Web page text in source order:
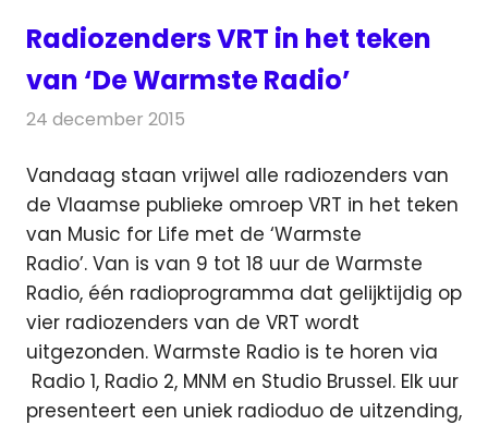
Radiozenders VRT in het teken
van ‘De Warmste Radio’
24 december 2015
Vandaag staan vrijwel alle radiozenders van
de Vlaamse publieke omroep VRT in het teken
van Music for Life met de ‘Warmste
Radio’. Van is van 9 tot 18 uur de Warmste
Radio, één radioprogramma dat gelijktijdig op
vier radiozenders van de VRT wordt
uitgezonden. Warmste Radio is te horen via
Radio 1, Radio 2, MNM en Studio Brussel. Elk uur
presenteert een uniek radioduo de uitzending,